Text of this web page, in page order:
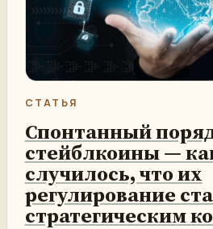
СТАТЬЯ
Спонтанный
стейблкоины —
случилось, что их
регулирование
стратегическим